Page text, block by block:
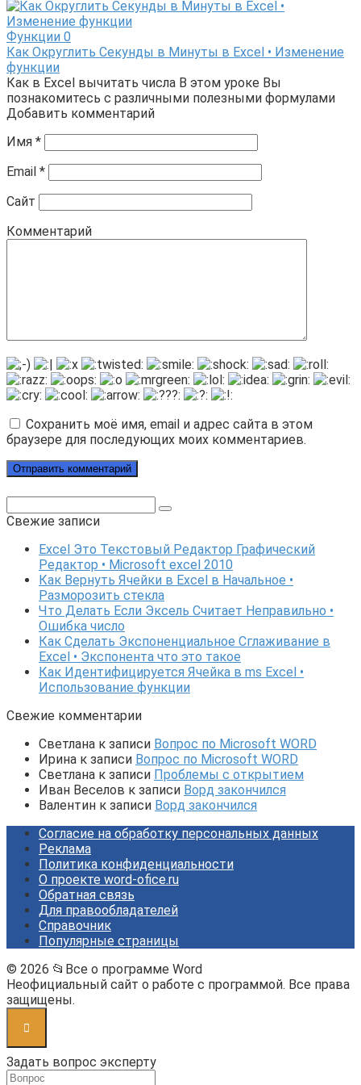
Функции 0
Как Округлить Секунды в Минуты в Excel • Изменение
функции
Как в Excel вычитать числа В этом уроке Вы
познакомитесь с различными полезными формулами
Добавить комментарий
Имя *
Email *
Сайт
Комментарий
Сохранить моё имя, email и адрес сайта в этом
браузере для последующих моих комментариев.
Свежие записи
Excel Это Текстовый Редактор Графический
Редактор • Microsoft excel 2010
Как Вернуть Ячейки в Excel в Начальное •
Разморозить стекла
Что Делать Если Эксель Считает Неправильно •
Ошибка число
Как Сделать Экспоненциальное Сглаживание в
Excel • Экспонента что это такое
Как Идентифицируется Ячейка в ms Excel •
Использование функции
Свежие комментарии
Светлана к записи Вопрос по Microsoft WORD
Ирина к записи Вопрос по Microsoft WORD
Светлана к записи Проблемы с открытием
Иван Веселов к записи Ворд закончился
Валентин к записи Ворд закончился
Согласие на обработку персональных данных
Реклама
Политика конфиденциальности
О проекте word-ofice.ru
Обратная связь
Для правообладателей
Справочник
Популярные страницы
© 2026 📂Все о программе Word
Неофициальный сайт о работе с программой. Все права
защищены.
Задать вопрос эксперту